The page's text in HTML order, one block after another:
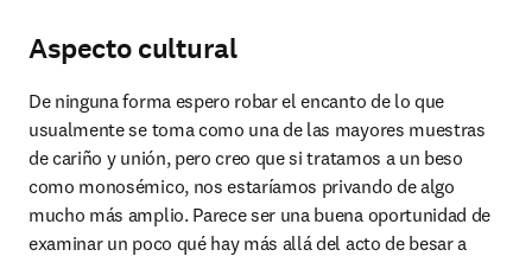
Aspecto cultural
De ninguna forma espero robar el encanto de lo que
usualmente se toma como una de las mayores muestras
de cariño y unión, pero creo que si tratamos a un beso
como monosémico, nos estaríamos privando de algo
mucho más amplio. Parece ser una buena oportunidad de
examinar un poco qué hay más allá del acto de besar a